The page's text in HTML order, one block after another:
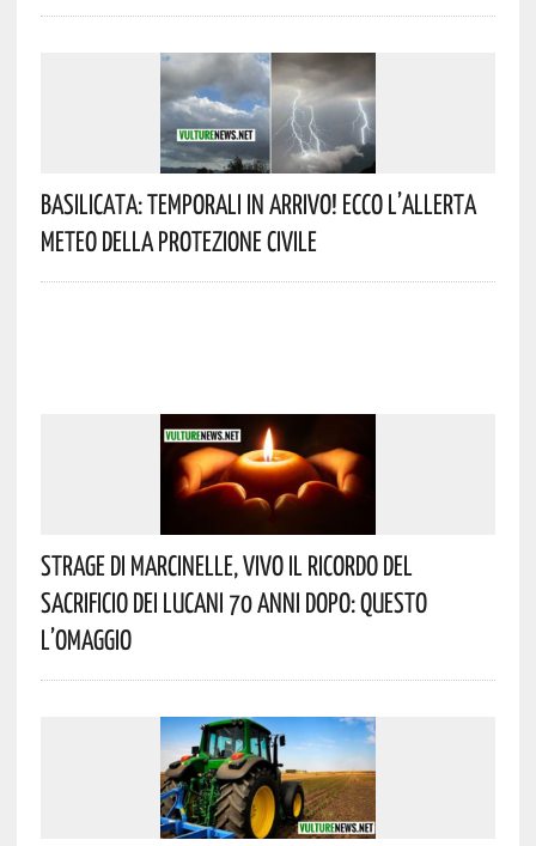
Basilicata: Temporali In Arrivo! Ecco L’allerta
Meteo Della Protezione Civile
Strage Di Marcinelle, Vivo Il Ricordo Del
Sacrificio Dei Lucani 70 Anni Dopo: Questo
L’omaggio